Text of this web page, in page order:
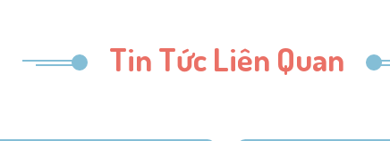
Tin Tức Liên Quan